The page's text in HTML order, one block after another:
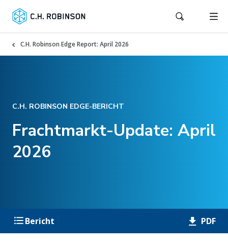
C.H. Robinson Edge Report: April 2026
C.H. ROBINSON EDGE-BERICHT
Frachtmarkt-Update: April
2026
Bericht PDF